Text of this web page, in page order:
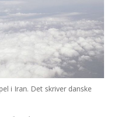
i Iran. Det skriver danske